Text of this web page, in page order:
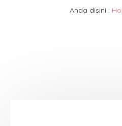
Anda disini :